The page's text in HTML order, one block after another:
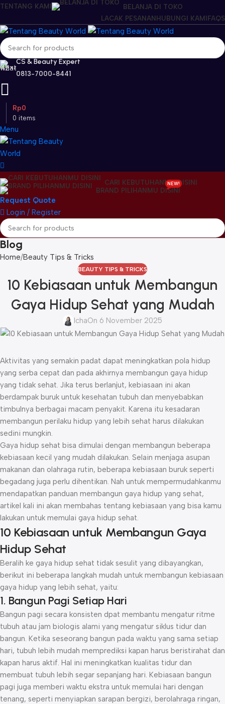
TENTANG KAMI
BELANJA DI TOKO
LACAK PESANAN HUBUNGI KAMI FAQS
CS & Beauty Expert
0813-7000-8441
0 items
Rp0
Menu
CARI KEBUTUHANMU DISINI
BRAND PILIHANMU DISINI
NEW!
Request Quote
Login / Register
Blog
Home Beauty Tips & Tricks
BEAUTY TIPS & TRICKS
10 Kebiasaan untuk Membangun
Gaya Hidup Sehat yang Mudah
IchaOn 6 November 2025
Aktivitas yang semakin padat dapat meningkatkan pola hidup
yang serba cepat dan pada akhirnya membangun gaya hidup
yang tidak sehat. Jika terus berlanjut, kebiasaan ini akan
berdampak buruk untuk kesehatan tubuh dan menyebabkan
timbulnya berbagai macam penyakit. Karena itu kesadaran
membangun perilaku hidup yang lebih sehat harus dilakukan
sedini mungkin.
Gaya hidup sehat bisa dimulai dengan membangun beberapa
kebiasaan kecil yang mudah dilakukan. Selain menjaga asupan
makanan dan olahraga rutin, beberapa kebiasaan buruk seperti
begadang juga perlu dihentikan. Nah untuk mempermudahkanmu
mendapatkan panduan membangun gaya hidup yang sehat,
artikel kali ini akan membahas tentang kebiasaan yang bisa kamu
lakukan untuk memulai gaya hidup sehat.
10 Kebiasaan untuk Membangun Gaya
Hidup Sehat
Beralih ke gaya hidup sehat tidak sesulit yang dibayangkan,
berikut ini beberapa langkah mudah untuk membangun kebiasaan
gaya hidup yang lebih sehat, yaitu:
1. Bangun Pagi Setiap Hari
Bangun pagi secara konsisten dpat membantu mengatur ritme
tubuh atau jam biologis alami yang mengatur siklus tidur dan
bangun. Ketika seseorang bangun pada waktu yang sama setiap
hari, tubuh lebih mudah memprediksi kapan harus beristirahat dan
kapan harus aktif. Hal ini meningkatkan kualitas tidur dan
membuat tubuh lebih segar sepanjang hari. Kebiasaan bangun
pagi juga memberi waktu ekstra untuk memulai hari dengan
tenang, seperti menyiapkan sarapan bergizi, berolahraga ringan,